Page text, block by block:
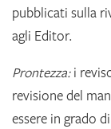
pubblicati sulla
agli Editor.
Prontezza:i
revisione del
essere in grado